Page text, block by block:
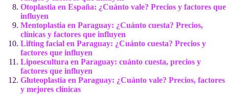
Otoplastia en España: ¿Cuánto vale? Precios y factores que
influyen
Mentoplastia en Paraguay: ¿Cuánto cuesta? Precios,
clínicas y factores que influyen
Lifting facial en Paraguay: ¿Cuánto cuesta? Precios y
factores que influyen
Lipoescultura en Paraguay: cuánto cuesta, precios y
factores que influyen
Gluteoplastia en Paraguay: ¿Cuánto vale? Precios, factores
y mejores clínicas